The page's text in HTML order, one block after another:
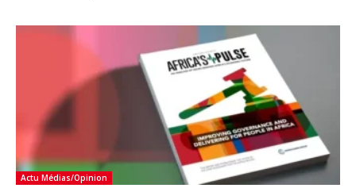
Actu Médias/Opinion